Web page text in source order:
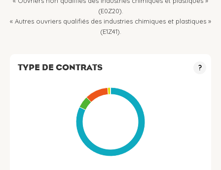
(E0Z20).
« Autres ouvriers qualifiés des industries chimiques et plastiques »
(E1Z41).
TYPE DE CONTRATS ?